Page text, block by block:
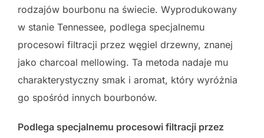
rodzajów bourbonu na świecie. Wyprodukowany
w stanie Tennessee, podlega specjalnemu
procesowi filtracji przez węgiel drzewny, znanej
jako charcoal mellowing. Ta metoda nadaje mu
charakterystyczny smak i aromat, który wyróżnia
go spośród innych bourbonów.
Podlega specjalnemu procesowi filtracji przez